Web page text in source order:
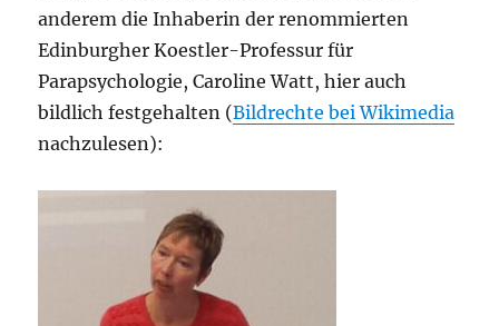
anderem die Inhaberin der renommierten
Edinburgher Koestler-Professur für
Parapsychologie, Caroline Watt, hier auch
bildlich festgehalten (Bildrechte bei Wikimedia
nachzulesen):